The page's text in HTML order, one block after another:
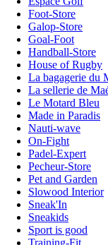
Foot-Store
Galop-Store
Goal-Foot
Handball-Store
House of Rugby
La bagagerie du
La sellerie de
Le Motard Bleu
Made in Paradis
Nauti-wave
On-Fight
Padel-Expert
Pecheur-Store
Pet and Garden
Slowood Interior
Sneak'In
Sneakids
Sport is good
Training-Fit